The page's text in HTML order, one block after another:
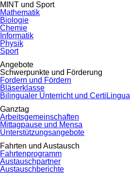
MINT und Sport
Mathematik
Biologie
Chemie
Informatik
Physik
Sport
Angebote
Schwerpunkte und Förderung
Fordern und Fördern
Bläserklasse
Bilingualer Unterricht und CertiLingua
Ganztag
Arbeitsgemeinschaften
Mittagpause und Mensa
Unterstützungsangebote
Fahrten und Austausch
Fahrtenprogramm
Austauschpartner
Austauschberichte